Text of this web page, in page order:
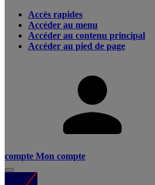
Accès rapides
Accéder au menu
Accéder au contenu principal
Accéder au pied de page
compte Mon compte